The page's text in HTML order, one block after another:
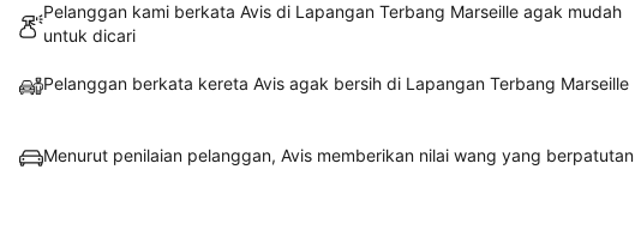
Pelanggan kami berkata Avis di Lapangan Terbang Marseille agak mudah
untuk dicari
Pelanggan berkata kereta Avis agak bersih di Lapangan Terbang Marseille
Menurut penilaian pelanggan, Avis memberikan nilai wang yang berpatutan